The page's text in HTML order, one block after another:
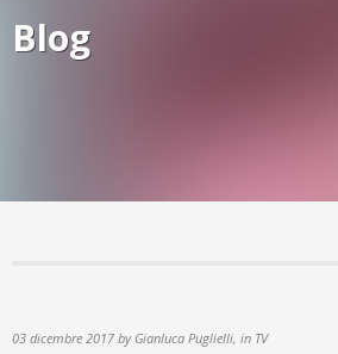
Blog
03 dicembre 2017 by Gianluca Puglielli, in TV